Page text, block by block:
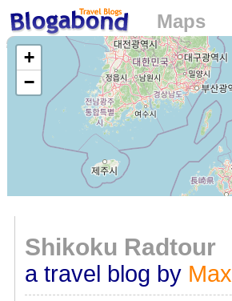
Loading...
+
−
Maps
Shikoku Radtour
a travel blog by Max